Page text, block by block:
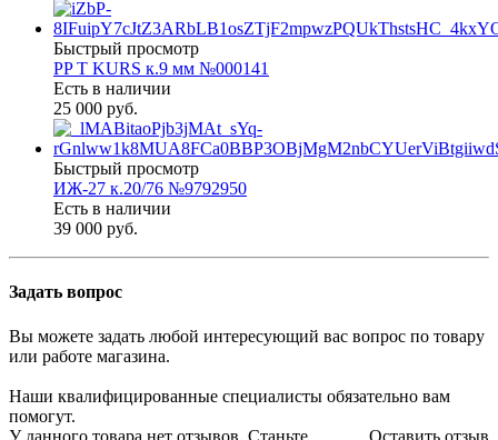
Быстрый просмотр
PP T KURS к.9 мм №000141
Есть в наличии
25 000 руб.
Быстрый просмотр
ИЖ-27 к.20/76 №9792950
Есть в наличии
39 000 руб.
Задать вопрос
Вы можете задать любой интересующий вас вопрос по товару
или работе магазина.
Наши квалифицированные специалисты обязательно вам
помогут.
Оставить отзыв
У данного товара нет отзывов. Станьте